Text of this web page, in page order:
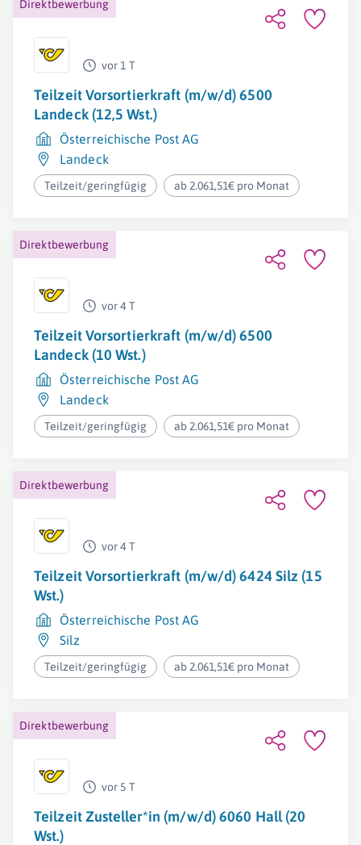
Direktbewerbung
vor 1 T
Teilzeit Vorsortierkraft (m/w/d) 6500
Landeck (12,5 Wst.)
Österreichische Post AG
Landeck
Teilzeit/geringfügig ab 2.061,51€ pro Monat
Direktbewerbung
vor 4 T
Teilzeit Vorsortierkraft (m/w/d) 6500
Landeck (10 Wst.)
Österreichische Post AG
Landeck
Teilzeit/geringfügig ab 2.061,51€ pro Monat
Direktbewerbung
vor 4 T
Teilzeit Vorsortierkraft (m/w/d) 6424 Silz (15
Wst.)
Österreichische Post AG
Silz
Teilzeit/geringfügig ab 2.061,51€ pro Monat
Direktbewerbung
vor 5 T
Teilzeit Zusteller*in (m/w/d) 6060 Hall (20
Wst.)